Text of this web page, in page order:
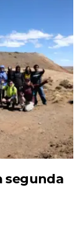
segunda